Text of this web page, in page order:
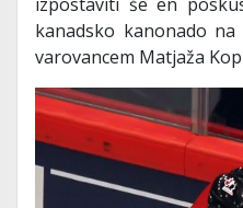
kanadsko kanonado
varovancem Matjaža